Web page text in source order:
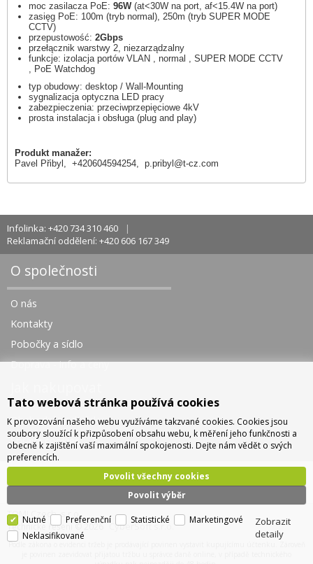
moc zasilacza PoE: 96W(at<30W na port, af<15.4W na port)
zasięg PoE: 100m (tryb normal), 250m (tryb SUPER MODE
CCTV)
przepustowość: 2Gbps
przełącznik warstwy 2, niezarządzalny
funkcje: izolacja portów VLAN , normal , SUPER MODE CCTV
, PoE Watchdog
typ obudowy: desktop / Wall-Mounting
sygnalizacja optyczna LED pracy
zabezpieczenia: przeciwprzepięciowe 4kV
prosta instalacja i obsługa (plug and play)
Produkt manažer:
Pavel Přibyl, +420604594254, p.pribyl@t-cz.com
Infolinka: +420 734 310 460
Reklamační oddělení: +420 606 167 349
O společnosti
O nás
Kontakty
Pobočky a sídlo
Doprava - info a ceny
Obchodní podmínky
Správa cookies
TOMI Czech, s.r.o.
Technické řešení © 2026 CyberSoft s.r.o.
Podle zákona o evidenci tržeb je prodávající povinen vystavit kupujícímu účtenku. Zároveň
Tato webová stránka používá cookies
K provozování našeho webu využíváme takzvané cookies. Cookies jsou
soubory sloužící k přizpůsobení obsahu webu, k měření jeho funkčnosti a
obecně k zajištění vaší maximální spokojenosti. Dejte nám vědět o svých
preferencích.
Povolit výběr
Povolit všechny cookies
Nutné Preferenční Statistické
Marketingové
Neklasifikované
Zobrazit
detaily